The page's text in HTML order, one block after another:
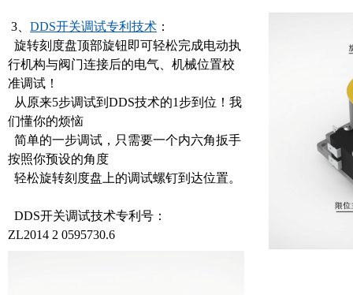
3、 DDS开关调试专利技术 ：
旋转刻度盘顶部旋钮即可轻松完成电动执
行机构与阀门连接后的电气、机械位置校
准调试！
从原来5步调试到DDS技术的1步到位！我
们懂你的烦恼
简单的一步调试，只需要一个内六角扳手
按照你预设的角度
轻松旋转刻度盘上的调试螺钉到达位置。
DDS开关调试技术专利号：
ZL2014 2 0595730.6